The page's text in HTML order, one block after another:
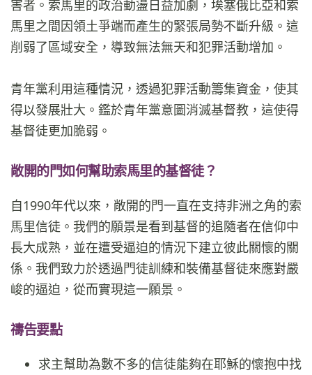
害者。索馬里的政治動盪日益加劇，埃塞俄比亞和索
馬里之間因領土爭端而產生的緊張局勢不斷升級。這
削弱了區域安全，導致無法無天和犯罪活動增加。
青年黨利用這種情況，透過犯罪活動籌集資金，使其
得以發展壯大。鑑於青年黨意圖消滅基督教，這使得
基督徒更加脆弱。
敞開的門如何幫助索馬里的基督徒？
自1990年代以來，敞開的門一直在支持非洲之角的索
馬里信徒。我們的願景是看到基督的追隨者在信仰中
長大成熟，並在遭受逼迫的情況下建立彼此關懷的關
係。我們致力於透過門徒訓練和裝備基督徒來應對嚴
峻的逼迫，從而實現這一願景。
禱告要點
求主幫助為數不多的信徒能夠在耶穌的懷抱中找